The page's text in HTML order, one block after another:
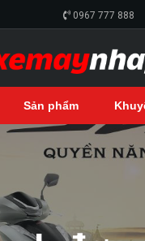
0967 777 888
Sản phẩm